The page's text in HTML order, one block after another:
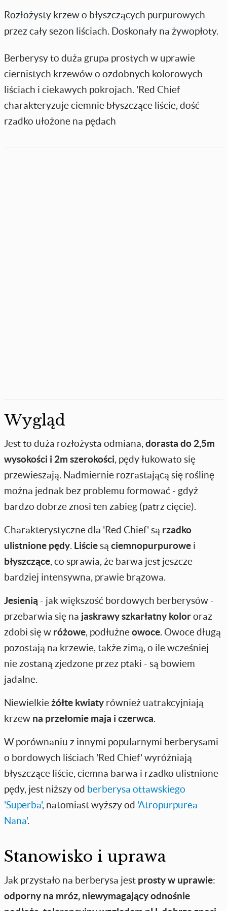
Rozłożysty krzew o błyszczących purpurowych
przez cały sezon liściach. Doskonały na żywopłoty.
Berberysy to duża grupa prostych w uprawie
ciernistych krzewów o ozdobnych kolorowych
liściach i ciekawych pokrojach. 'Red Chief
charakteryzuje ciemnie błyszczące liście, dość
rzadko ułożone na pędach
Wygląd
Jest to duża rozłożysta odmiana, dorasta do 2,5m
wysokości i 2m szerokości, pędy łukowato się
przewieszają. Nadmiernie rozrastającą się roślinę
można jednak bez problemu formować - gdyż
bardzo dobrze znosi ten zabieg (patrz cięcie).
Charakterystyczne dla 'Red Chief' są rzadko
ulistnione pędy. Liściesą ciemnopurpurowe i
błyszczące, co sprawia, że barwa jest jeszcze
bardziej intensywna, prawie brązowa.
Jesienią - jak większość bordowych berberysów -
przebarwia się na jaskrawy szkarłatny kolororaz
zdobi się w różowe, podłużneowoce. Owoce długą
pozostają na krzewie, także zimą, o ile wcześniej
nie zostaną zjedzone przez ptaki - są bowiem
jadalne.
Niewielkieżółte kwiaty również uatrakcyjniają
krzew na przełomie maja i czerwca.
W porównaniu z innymi popularnymi berberysami
o bordowych liściach 'Red Chief' wyróżniają
błyszczące liście, ciemna barwa i rzadko ulistnione
pędy, jest niższy od berberysa ottawskiego
'Superba', natomiast wyższy od 'Atropurpurea
Nana'.
Stanowisko i uprawa
Jak przystało na berberysa jest prosty w uprawie:
odporny na mróz, niewymagający odnośnie